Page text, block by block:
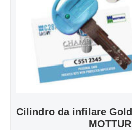
Cilindro da infilare Gold